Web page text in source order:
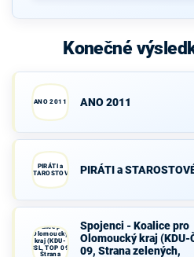
Konečné
ANO 2011 ANO 2011
PIRÁTI a
STAROSTOVÉ
PIRÁTI a
Koalice pro
Olomoucký
kraj (KDU-
ČSL, TOP 09,
Strana
Spojenci - Koalice pro
Olomoucký kraj (KDU-
09, Strana zelených,